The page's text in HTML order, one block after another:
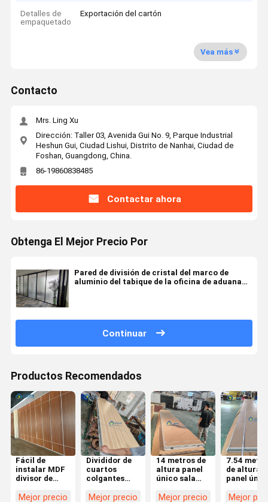
Detalles de
empaquetado
Exportación del cartón
Vea más
Contacto
Mrs. Ling Xu
Dirección: Taller 03, Avenida Gui No. 9, Parque Industrial
Heshun Gui, Ciudad Lishui, Distrito de Nanhai, Ciudad de
Foshan, Guangdong, China.
86-19860838485
Contactar ahora
Obtenga El Mejor Precio Por
Pared de división de cristal del marco de
aluminio del tabique de la oficina de aduana
Continuar
Productos Recomendados
Fácil de
instalar MDF
divisor de
de sala
Mejor precio
Divididor de
cuartos
colgantes
de oficina con
Mejor precio
14 metros de
altura panel
único sala
partición con
Mejor precio
7.54
de altura
panel
partición
Mejor